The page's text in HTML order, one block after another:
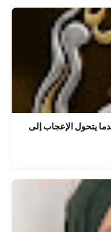
يتحول الإعجاب إلى